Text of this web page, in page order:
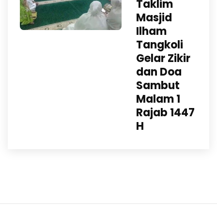
Taklim
Masjid
Ilham
Tangkoli
Gelar Zikir
dan Doa
Sambut
Malam 1
Rajab 1447
H